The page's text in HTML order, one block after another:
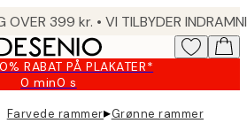
RABAT PÅ PLAKATER*
0 min0 s
Gyldig
2026-
Farvede rammer▸Grønne rammer